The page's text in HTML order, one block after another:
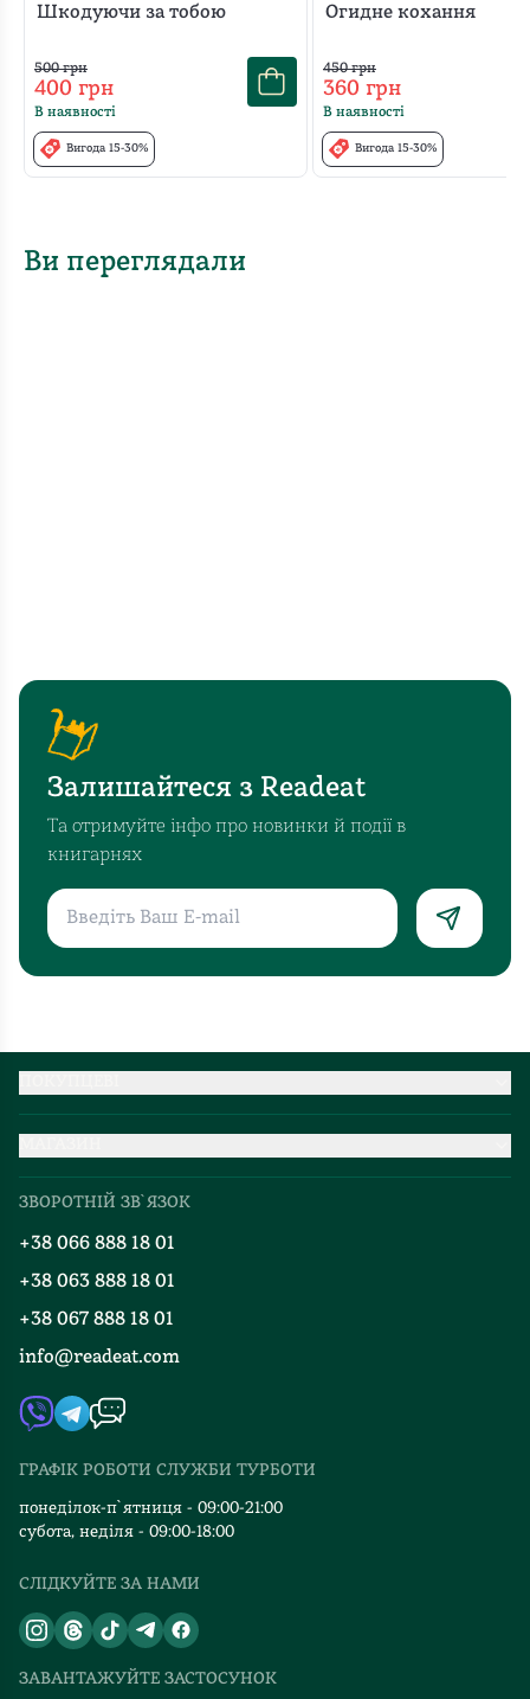
Шкодуючи за тобою
500грн
400 грн
В наявності
Вигода 15-30%
Огидне кохання
450грн
360грн
В наявності
Вигода 15-30%
Ви переглядали
Залишайтеся з Readeat
Та отримуйте інфо про новинки й події в
книгарнях
Добірки
Блог
Події
Книгарні
Контакти
Автори
Видавництва
Відгуки та оцінка RDT
ЗВОРОТНІЙ ЗВ`ЯЗОК
+38 066 888 18 01
+38 063 888 18 01
+38 067 888 18 01
info@readeat.com
ГРАФІК РОБОТИ СЛУЖБИ ТУРБОТИ
понеділок-п`ятниця - 09:00-21:00
субота, неділя - 09:00-18:00
СЛІДКУЙТЕ ЗА НАМИ
ЗАВАНТАЖУЙТЕ ЗАСТОСУНОК